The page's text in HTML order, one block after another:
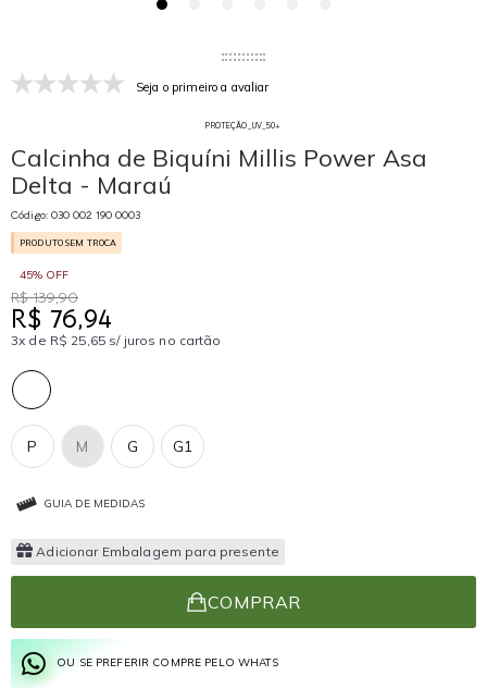
Seja o primeiro a avaliar
PROTEÇÃO_UV_50+
Calcinha de Biquíni Millis Power Asa
Delta - Maraú
Código: 030 002 190 0003
PRODUTO SEM TROCA
45% OFF
R$ 139,90
R$ 76,94
3x de R$ 25,65 s/ juros no cartão
M
P G1
G
GUIA DE MEDIDAS
Adicionar Embalagem para presente
COMPRAR
OU SE PREFERIR COMPRE PELO WHATS